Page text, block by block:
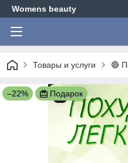
Womens beauty
Товары и услуги 🔴
–22% Подарок